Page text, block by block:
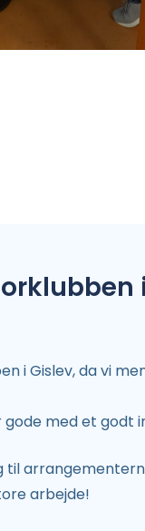
i Gislev, da vi
med et godt
til
arbejde!